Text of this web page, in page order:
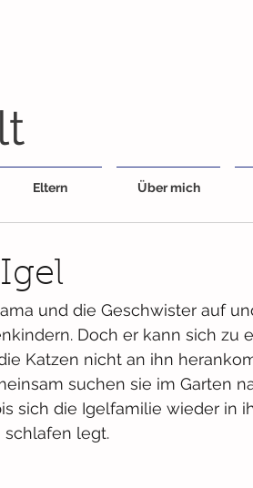
Eltern Über mich
und die Geschwister auf
Doch er kann sich zu
Katzen nicht an ihn
suchen sie im Garten
sich die Igelfamilie wieder in
schlafen legt.